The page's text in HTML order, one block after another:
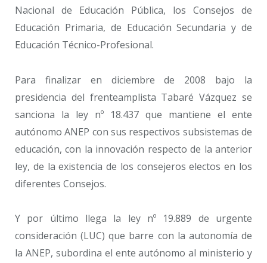
Nacional de Educación Pública, los Consejos de
Educación Primaria, de Educación Secundaria y de
Educación Técnico-Profesional.
Para finalizar en diciembre de 2008 bajo la
presidencia del frenteamplista Tabaré Vázquez se
sanciona la ley nº 18.437 que mantiene el ente
autónomo ANEP con sus respectivos subsistemas de
educación, con la innovación respecto de la anterior
ley, de la existencia de los consejeros electos en los
diferentes Consejos.
Y por último llega la ley nº 19.889 de urgente
consideración (LUC) que barre con la autonomía de
la ANEP, subordina el ente autónomo al ministerio y